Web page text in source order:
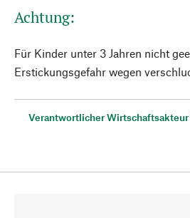
Achtung:
Für Kinder unter 3 Jahren nicht
Erstickungsgefahr wegen
Verantwortlicher Wirtschaftsakteur